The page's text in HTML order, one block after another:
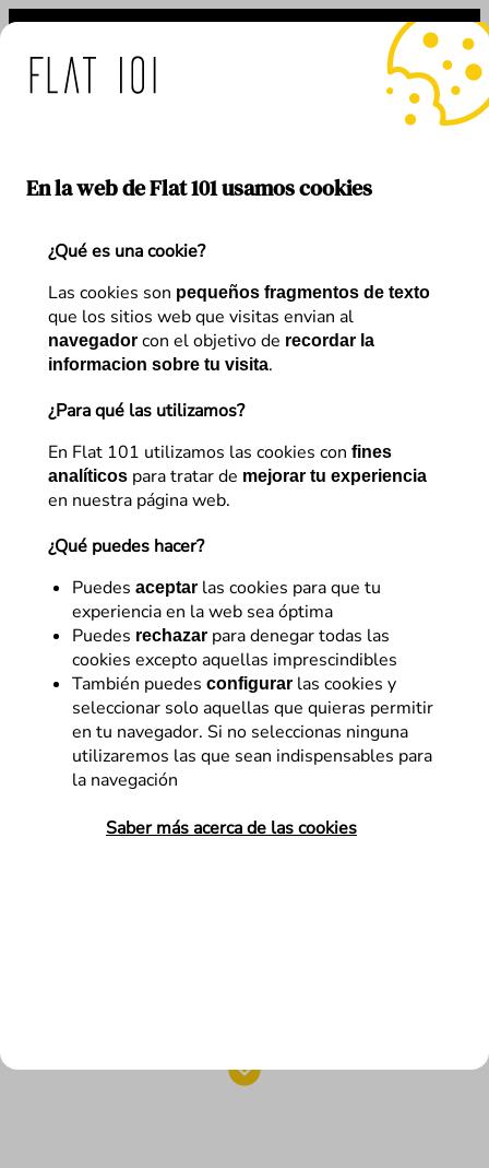
En la web de Flat 101 usamos cookies
¿Qué es una cookie?
Las cookies son pequeños fragmentos de texto
que los sitios web que visitas envian al
navegador con el objetivo de recordar la
informacion sobre tu visita.
¿Para qué las utilizamos?
En Flat 101 utilizamos las cookies con fines
analíticos para tratar de mejorar tu experiencia
en nuestra página web.
¿Qué puedes hacer?
Puedes aceptar las cookies para que tu
experiencia en la web sea óptima
Puedes rechazar para denegar todas las
cookies excepto aquellas imprescindibles
También puedes configurar las cookies y
seleccionar solo aquellas que quieras permitir
en tu navegador. Si no seleccionas ninguna
utilizaremos las que sean indispensables para
la navegación
Saber más acerca de las cookies
Saltar
contenido
Creamos experiencias digitales
únicas que impulsan tu negocio
Descubre BXOp, el enfoque definitivo para llevar
el CRO y la conversión a un nuevo nivel y
potenciar la rentabilidad de tu negocio